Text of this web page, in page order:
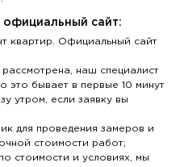
официальный сайт:
квартир. Официальный сайт
наш специалист
это бывает в первые 10 минут
утром, если заявку вы
для проведения замеров и
стоимости работ;
стоимости и условиях, мы